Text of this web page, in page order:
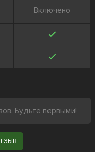
Включено
Будьте первыми!